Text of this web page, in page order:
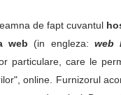
de fapt cuvantul
web (in engleza: web
particulare, care le
online. Furnizorul